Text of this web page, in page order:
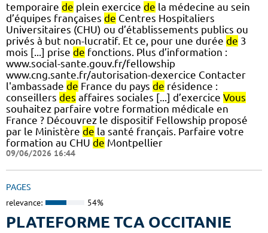
temporaire de plein exercice de la médecine au sein
d’équipes françaises de Centres Hospitaliers
Universitaires (CHU) ou d’établissements publics ou
privés à but non-lucratif. Et ce, pour une durée de 3
mois [...] prise de fonctions. Plus d’information :
www.social-sante.gouv.fr/fellowship
www.cng.sante.fr/autorisation-dexercice Contacter
l'ambassade de France du pays de résidence :
conseillers des affaires sociales [...] d’exercice Vous
souhaitez parfaire votre formation médicale en
France ? Découvrez le dispositif Fellowship proposé
par le Ministère de la santé français. Parfaire votre
formation au CHU de Montpellier
09/06/2026 16:44
PAGES
relevance: 54%
PLATEFORME TCA OCCITANIE